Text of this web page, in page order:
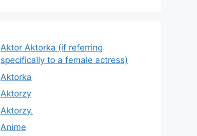
Aktor Aktorka (if referring
specifically to a female actress)
Aktorka
Aktorzy
Aktorzy.
Anime